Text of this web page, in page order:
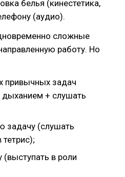
белья (кинестетика,
(аудио).
сложные
работу. Но
привычных задач
дыханием + слушать
задачу (слушать
тетрис);
в роли